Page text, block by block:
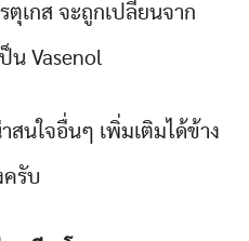
ตุเกส จะถูกเปลี่ยนจาก
น Vasenol
สนใจอื่นๆ เพิ่มเติมได้ข้าง
ครับ